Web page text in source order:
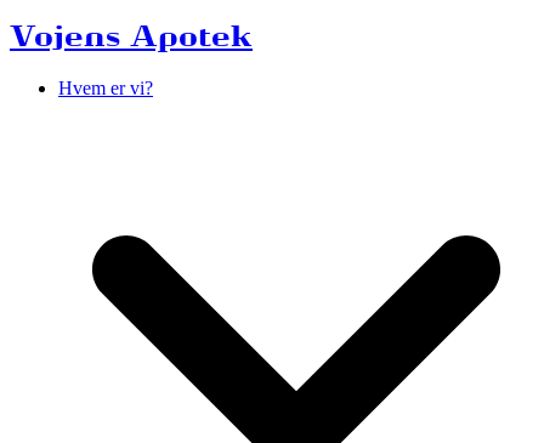
Vojens Apotek
Hvem er vi?